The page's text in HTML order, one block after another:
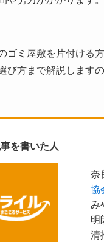
ゴミ屋敷を片付ける
び方まで解説します
を書いた人
奈
協
み
明
清